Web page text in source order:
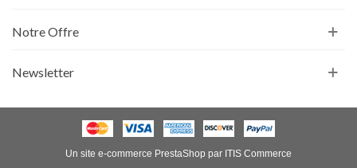
Notre Offre
Newsletter
Un site e-commerce PrestaShop par ITIS Commerce